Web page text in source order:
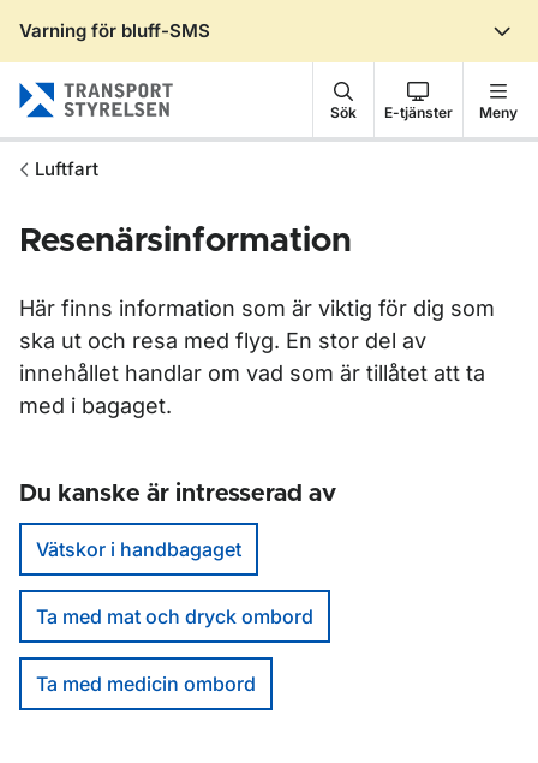
Varning för bluff-SMS
Sök E-tjänster Meny
Luftfart
Resenärsinformation
Här finns information som är viktig för dig som
ska ut och resa med flyg. En stor del av
innehållet handlar om vad som är tillåtet att ta
med i bagaget.
Du kanske är intresserad av
Vätskor i handbagaget
Ta med mat och dryck ombord
Ta med medicin ombord